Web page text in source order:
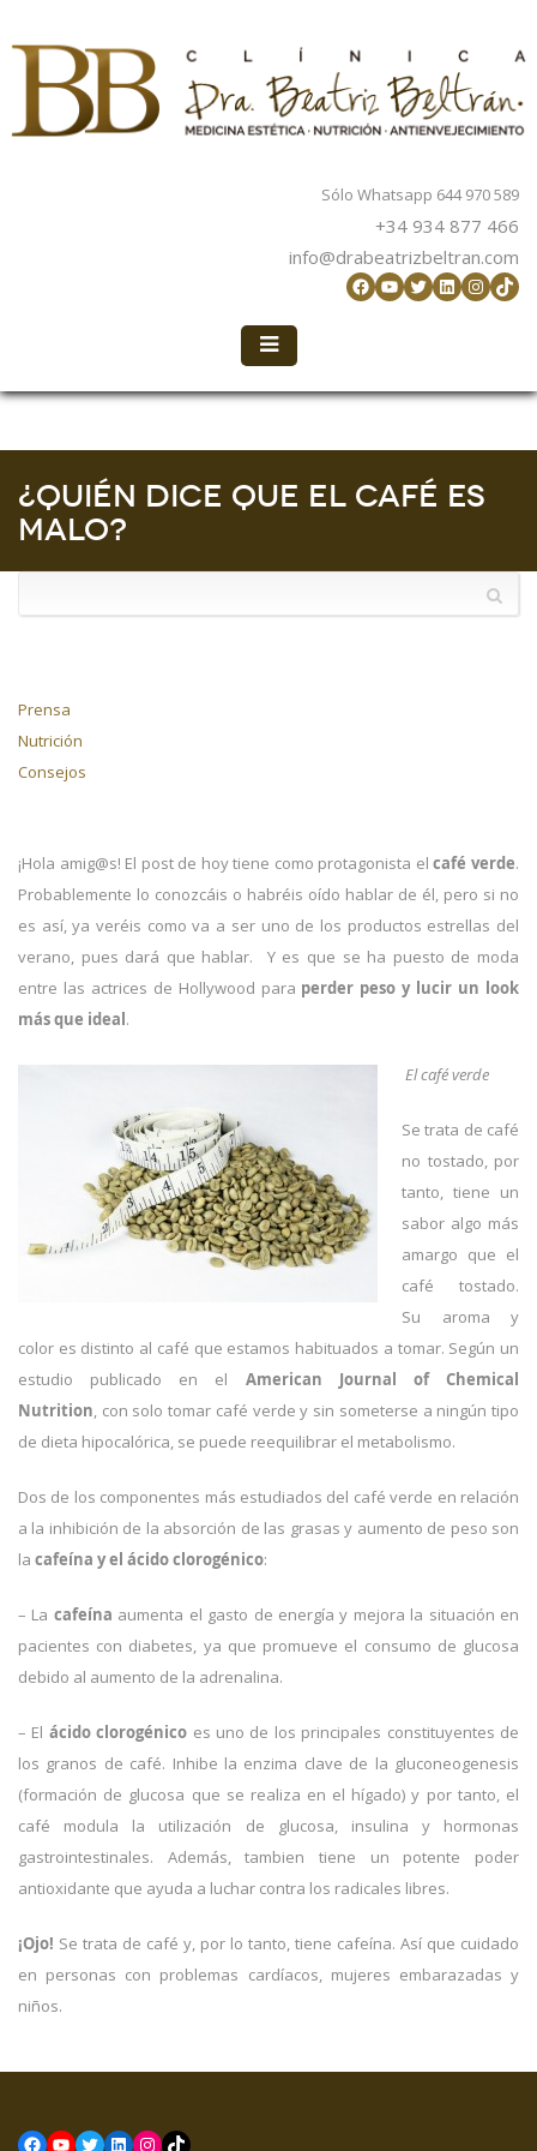
Sólo Whatsapp 644 970 589
+34 934 877 466
info@drabeatrizbeltran.com
Facebook
YouTube
Twitter
LinkedIn
¿Quién dice que el café es
malo?
Prensa
Nutrición
Consejos
¡Hola amig@s! El post de hoy tiene como protagonista elcafé verde.
Probablemente lo conozcáis o habréis oído hablar de él, pero si no
es así, ya veréis como va a ser uno de los productos estrellas del
verano, pues dará que hablar. Y es que se ha puesto de moda
entre las actrices de Hollywood para perder peso y lucir un look
más que ideal.
El café verde
Se trata de café
no tostado, por
tanto, tiene un
sabor algo más
amargo que el
café tostado.
Su aroma y
color es distinto al café que estamos habituados a tomar. Según un
estudio publicado en el American Journal of Chemical
Nutrition, con solo tomar café verde y sin someterse a ningún tipo
de dieta hipocalórica, se puede reequilibrar el metabolismo.
Dos de los componentes más estudiados del café verde en relación
a la inhibición de la absorción de las grasas y aumento de peso son
la cafeína y el ácido clorogénico:
– La cafeína aumenta el gasto de energía y mejora la situación en
pacientes con diabetes, ya que promueve el consumo de glucosa
debido al aumento de la adrenalina.
– El ácido clorogénico es uno de los principales constituyentes de
los granos de café. Inhibe la enzima clave de la gluconeogenesis
(formación de glucosa que se realiza en el hígado) y por tanto, el
café modula la utilización de glucosa, insulina y hormonas
gastrointestinales. Además, tambien tiene un potente poder
antioxidante que ayuda a luchar contra los radicales libres.
¡Ojo! Se trata de café y, por lo tanto, tiene cafeína. Así que cuidado
en personas con problemas cardíacos, mujeres embarazadas y
niños.
Facebook
YouTube
Twitter
LinkedIn
Instagram
TikTok